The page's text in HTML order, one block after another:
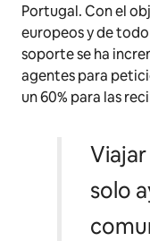
Portugal. Con el
europeos y de
soporte se ha
agentes para
un 60% para las
solo